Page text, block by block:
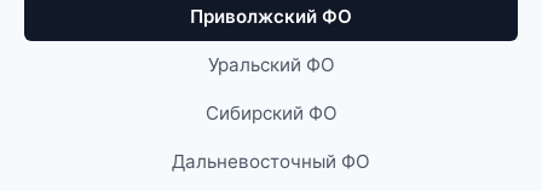
Приволжский ФО
Уральский ФО
Сибирский ФО
Дальневосточный ФО